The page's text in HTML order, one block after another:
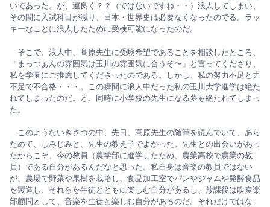
いであった。が、運良く？？（ではないですね・・）浪人してしまい、
その間に入試科目が減り、日本・世界史は必要なくなったのでる。ラッ
キーなことに浪人したために受検可能になったのだ。
そこで、浪人中、髙原先生に受験希望であることを相談したところ、
「まっつぁんの雰囲気は玉川の雰囲気に合うぞ〜」と言ってくださり、
私を学園にご推薦してくださったのである。しかし、私の努力不足と力
不足で不合格・・・。この瞬間に浪人中だった私の玉川大学進学は絶た
れてしまったのだ。と、同時に小学校の先生になる夢も絶たれてしまっ
た。
このようないきさつの中、先日、髙原先生の随筆を読んでいて、あら
ためて、しみじみと、先生の教え子でよかった。先生との出会いがあっ
たからこそ、今の教員（農学部に進学したため、農業高校で農業の教
員）である自分があるんだなと思った。私自身は音楽の教員ではない
が、農場で野菜や果樹を栽培し、食品加工室でパンやジャムや発酵食品
を製造し、それらを生徒とともに楽しむ自分があるし、放課後は吹奏楽
部顧問として、音楽を生徒と楽しむ自分があるのだ。それだけではな